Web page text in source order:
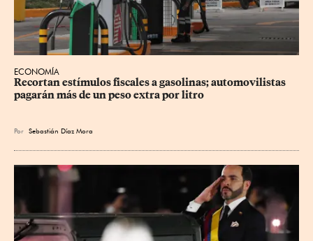
ECONOMÍA
Recortan estímulos fiscales a gasolinas; automovilistas
pagarán más de un peso extra por litro
Por Sebastián Díaz Mora